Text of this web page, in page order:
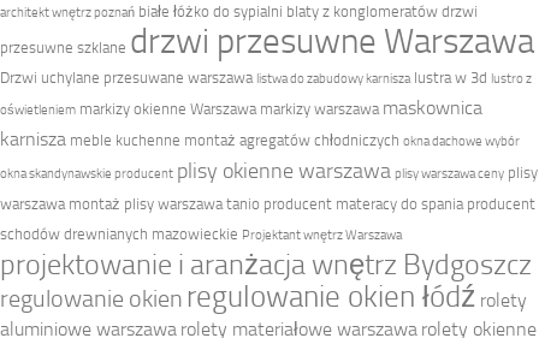
architekt wnętrz poznań białe łóżko do sypialni blaty z konglomeratów drzwi
przesuwne szklane drzwi przesuwne Warszawa
Drzwi uchylane przesuwane warszawa listwa do zabudowy karnisza lustra w 3d lustro z
oświetleniem markizy okienne Warszawa markizy warszawa maskownica
karnisza meble kuchenne montaż agregatów chłodniczych okna dachowe wybór
okna skandynawskie producent plisy okienne warszawa plisy warszawa ceny plisy
warszawa montaż plisy warszawa tanio producent materacy do spania producent
schodów drewnianych mazowieckie Projektant wnętrz Warszawa
projektowanie i aranżacja wnętrz Bydgoszcz
regulowanie okien regulowanie okien łódź rolety
aluminiowe warszawa rolety materiałowe warszawa rolety okienne